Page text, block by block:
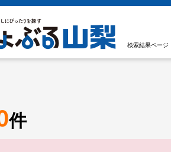
検索結果ページ
件